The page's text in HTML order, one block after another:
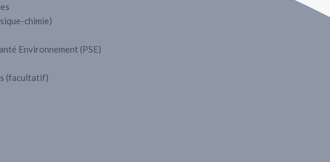
chimie)
Environnement (PSE)
(facultatif)